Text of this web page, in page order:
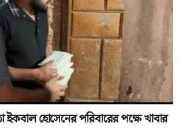
ইকবাল হোসেনের পরিবারের পক্ষে খাবার